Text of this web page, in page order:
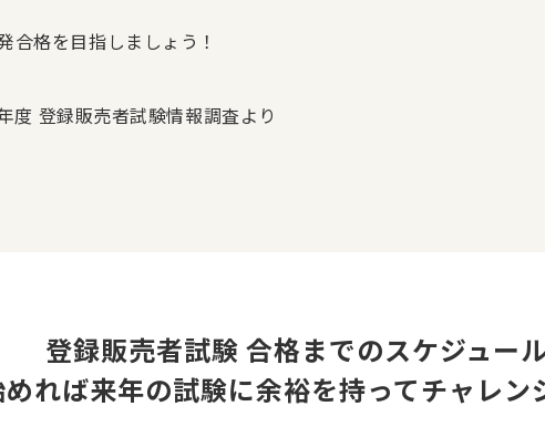
合格を目指しましょう！
登録販売者試験情報調査より
登録販売者試験 合格までのスケジュー
れば来年の試験に余裕を持ってチャレン